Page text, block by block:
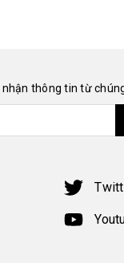
nhận thông tin từ